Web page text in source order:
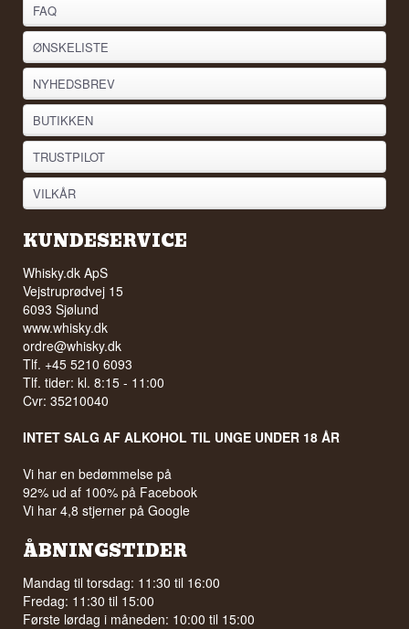
FAQ
ØNSKELISTE
NYHEDSBREV
BUTIKKEN
TRUSTPILOT
VILKÅR
KUNDESERVICE
Whisky.dk ApS
Vejstruprødvej 15
6093 Sjølund
www.whisky.dk
ordre@whisky.dk
Tlf. +45 5210 6093
Tlf. tider: kl. 8:15 - 11:00
Cvr: 35210040
INTET SALG AF ALKOHOL TIL UNGE UNDER 18 ÅR
Vi har en bedømmelse på
92% ud af 100% på Facebook
Vi har 4,8 stjerner på Google
ÅBNINGSTIDER
Mandag til torsdag: 11:30 til 16:00
Fredag: 11:30 til 15:00
Første lørdag i måneden: 10:00 til 15:00